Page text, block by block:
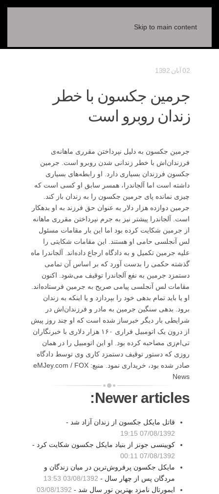
Skip to main content
02 آبان 1392
جرمین جکسون با خطر
زندان روبرو است
جرمین جکسون به دلیل نپرداختن مقرری ماهانه‌ی
فرزندان‌اش با خطر زندانی شدن روبرو است. جرمین
جکسون فرزندان بسیاری دارد. او رابطه‌های بسیاری
داشته است اما آلجاندرا، همسر سابق او کسی است که
چیزی نمانده پای جرمین جکسون را به زندان باز کند.
جرمین دوازده هزار دلار به عنوان حق فرزند به او بدهکار
است. آلجاندرا پیشتر نیز به جرم نپرداختن مقرری ماهانه‌
از جرمین شکایت کرده بود اما این بار مقامات مسئول
لس آنجلسی حامی او هستند. این مقامات شکایتی را
علیه جرمین تکمیل و به دادگاه ارجاع داده‌اند. آلجاندرا ماه
گذشته حکمی را بدست آورد که بر اساس آن تمامی
دستمزد جرمین به نفع آلجاندرا توقیف می‌شود. اکنون
مقامات لس آنجلسی پیامی صریح به جرمین فرستاده‌اند.
او یا باید تمام بدهی خود را بپردازد و یا اینکه به زندان
برود. بدهی سنگین جرمین به مادر و فرزندان‌اش در
شرایطی بار دیگر خبرساز شده است که او چند روز پیش
از درون یک اتومبیل فراری ۱۶۰ هزار دلاری با خبرنگاران
تی‌ام‌زی مصاحبه کرده بود. او این اتومبیل را در همان
روزی که دستور توقیف دستمزد کاری وی توسط دادگاه
صادر شده بود، خریداری نمود. منبع: eMJey.com / FOX
News
Newer articles:
قاتل مایکل جکسون از زندان آزاد شد -
07/08/1392 19:15
کویینسی جونز از بنیاد مایکل جکسون شکایت کرد -
07/08/1392 00:11
مایکل جکسون پرفروش‌ترین در میان زندگان و
مردگان پس از چهار سال - 03/08/1392 13:53
ایمورتال نامزد بهترین تور سال شد - 03/08/1392